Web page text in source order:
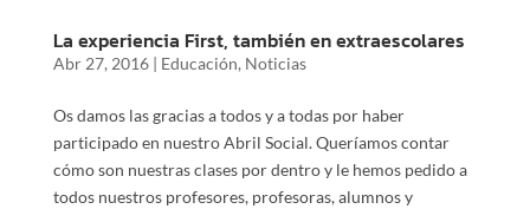
La experiencia First, también en extraescolares
Abr 27, 2016| Educación, Noticias
Os damos las gracias a todos y a todas por haber
participado en nuestro Abril Social. Queríamos contar
cómo son nuestras clases por dentro y le hemos pedido a
todos nuestros profesores, profesoras, alumnos y